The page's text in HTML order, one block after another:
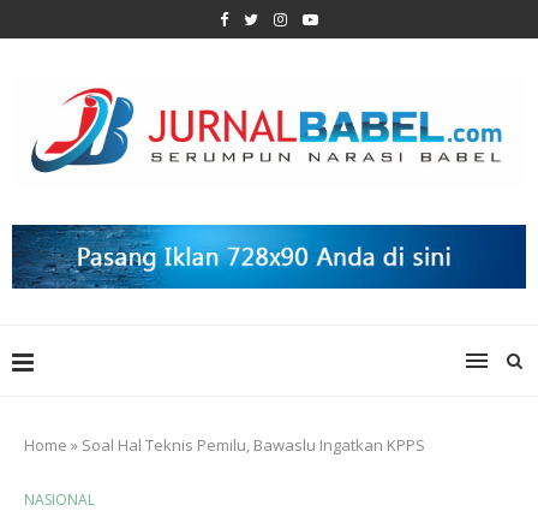
Home » Soal Hal Teknis Pemilu, Bawaslu Ingatkan KPPS
NASIONAL